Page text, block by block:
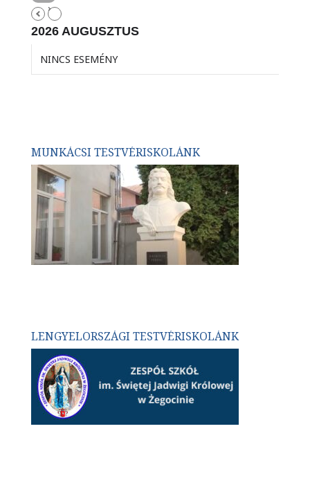
2026 AUGUSZTUS
NINCS ESEMÉNY
MUNKÁCSI TESTVÉRISKOLÁNK
LENGYELORSZÁGI TESTVÉRISKOLÁNK